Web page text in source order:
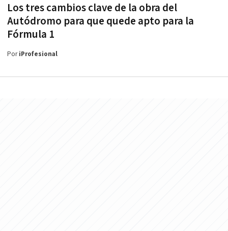
Los tres cambios clave de la obra del
Autódromo para que quede apto para la
Fórmula 1
PoriProfesional